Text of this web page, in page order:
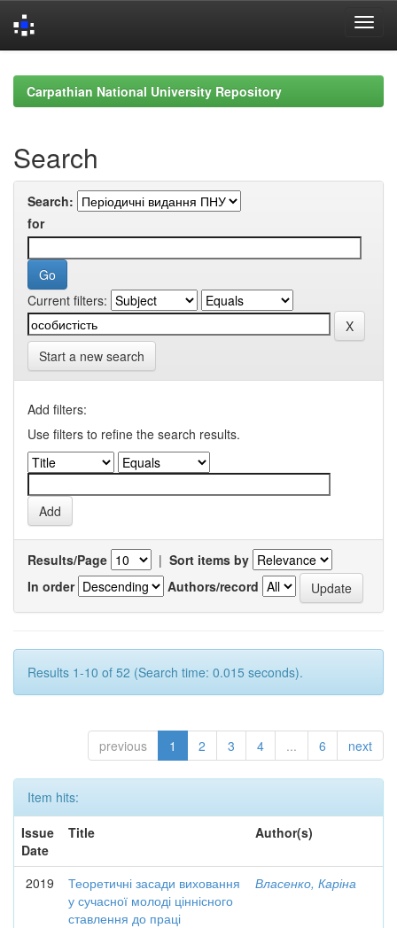
navigationCarpathian National University Repository
Search
Search:
for
Current filters:
Start a new search
Add filters:
Use filters to refine the search results.
Results/Page | Sort items by
In order
Authors/record
Results 1-10 of 52 (Search time: 0.015 seconds).
previous 1 2 3 4 ... 6 next
Item hits:
Issue
Date
Title Author(s)
2019
Теоретичні засади виховання
у сучасної молоді ціннісного
ставлення до праці
Власенко, Каріна